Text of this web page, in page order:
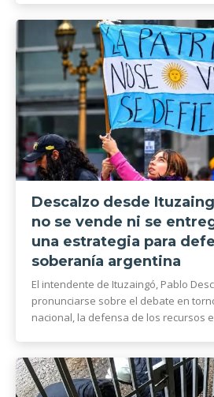
Descalzo desde
no se vende ni se
una estrategia para
soberanía argentina
El intendente de Ituzaingó, Pablo
pronunciarse sobre el debate en
nacional, la defensa de los recursos